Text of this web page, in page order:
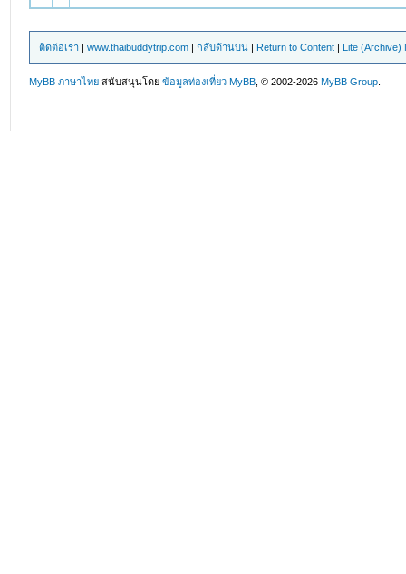
ติดต่อเรา |www.thaibuddytrip.com |กลับด้านบน | Return to Content | Lite (Archive)
MyBB ภาษาไทย สนับสนุนโดยข้อมูลท่องเที่ยว MyBB , © 2002-2026MyBB Group